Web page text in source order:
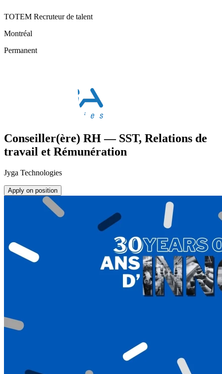
TOTEM Recruteur de talent
Montréal
Permanent
Conseiller(ère) RH — SST, Relations de
travail et Rémunération
Jyga Technologies
Apply on position